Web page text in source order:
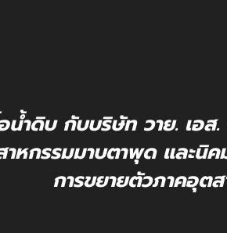
น้ำดิบ กับบริษัท วาย. เอ
หกรรมมาบตาพุด และนิ
การขยายตัวภาคอุต